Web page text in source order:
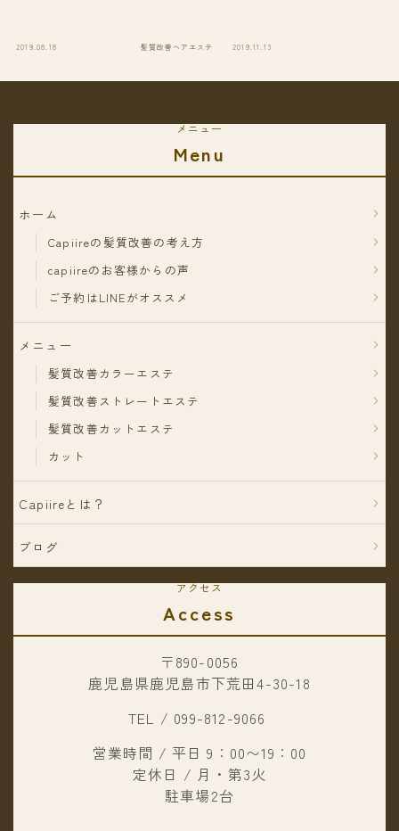
2019.08.18 髪質改善ヘアエステ 2019.11.13
メニュー
Menu
ホーム
Capiireの髪質改善の考え方
capiireのお客様からの声
ご予約はLINEがオススメ
メニュー
髪質改善カラーエステ
髪質改善ストレートエステ
髪質改善カットエステ
カット
Capiireとは？
ブログ
アクセス
Access
〒890-0056
鹿児島県鹿児島市下荒田4-30-18
TEL / 099-812-9066
営業時間 / 平日 9：00〜19：00
定休日 / 月・第3火
駐車場2台